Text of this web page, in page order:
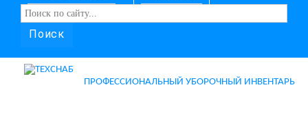
Поиск
ПРОФЕССИОНАЛЬНЫЙ УБОРОЧНЫЙ ИНВЕНТАРЬ